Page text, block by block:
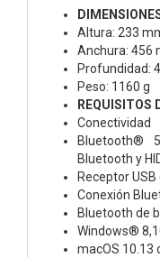
Altura: 233
Anchura: 456
Profundidad:
Peso: 1160 g
REQUISITOS
Conectividad
Bluetooth®
Bluetooth y
Receptor
Conexión
Bluetooth de
Windows®
macOS 10.13